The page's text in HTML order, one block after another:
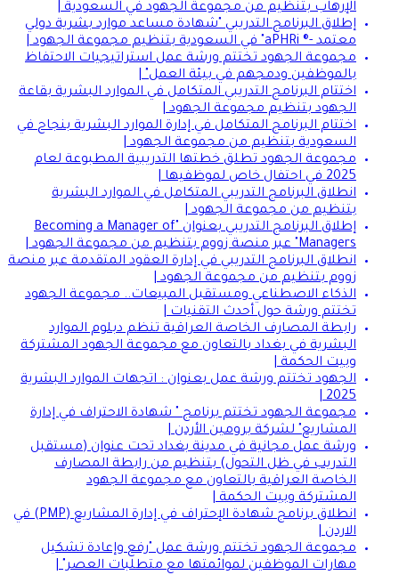
الإرهاب بتنظيم من مجموعة الجهود في السعودية |
إطلاق البرنامج التدريبي "شهادة مساعد موارد بشرية دولي
معتمد -® aPHRi" في السعودية بتنظيم مجموعة الجهود |
مجموعة الجهود تختتم ورشة عمل استراتيجيات الاحتفاظ
بالموظفين ودمجهم في بيئة العمل" |
اختتام البرنامج التدريبي المتكامل في الموارد البشرية بقاعة
الجهود بتنظيم مجموعة الجهود |
اختتام البرنامج المتكامل في إدارة الموارد البشرية بنجاح في
السعودية بتنظيم من مجموعة الجهود |
مجموعة الجهود تطلق خطتها التدريبية المطبوعة لعام
2025 في احتفال خاص لموظفيها |
انطلاق البرنامج التدريبي المتكامل في الموارد البشرية
بتنظيم من مجموعة الجهود |
إطلاق البرنامج التدريبي بعنوان "Becoming a Manager of
Managers" عبر منصة زووم بتنظيم من مجموعة الجهود |
انطلاق البرنامج التدريبي في إدارة العقود المتقدمة عبر منصة
زووم بتنظيم من مجموعة الجهود |
الذكاء الاصطناعي ومستقبل المبيعات.. مجموعة الجهود
تختتم ورشة حول أحدث التقنيات |
رابطة المصارف الخاصة العراقية تنظم دبلوم الموارد
البشرية في بغداد بالتعاون مع مجموعة الجهود المشتركة
وبيت الحكمة |
الجهود تختتم ورشة عمل بعنوان : اتجهات الموارد البشرية
2025 |
مجموعة الجهود تختتم برنامج " شهادة الاحتراف في إدارة
المشاريع" لشركة برومين الأردن |
ورشة عمل مجانية في مدينة بغداد تحت عنوان (مستقبل
التدريب في ظل التحول) بتنظيم من رابطة المصارف
الخاصة العراقية بالتعاون مع مجموعة الجهود
المشتركة وبيت الحكمة |
انطلاق برنامج شهادة الإحتراف في إدارة المشاريع (PMP) في
الاردن |
مجموعة الجهود تختتم ورشة عمل "رفع وإعادة تشكيل
مهارات الموظفين لموائمتها مع متطلبات العصر" |